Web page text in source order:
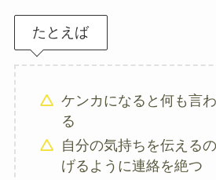
たとえば
ケンカになると何も言
る
自分の気持ちを伝える
げるように連絡を絶つ